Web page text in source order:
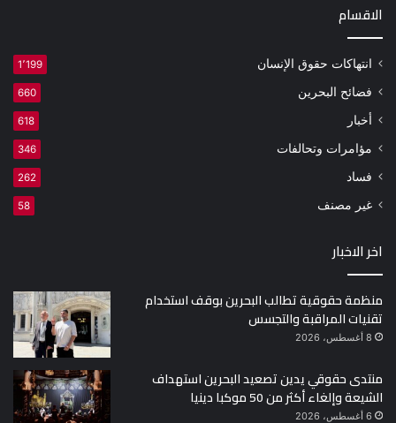
الاقسام
انتهاكات حقوق الإنسان 1٬199
فضائح البحرين 660
أخبار 618
مؤامرات وتحالفات 346
فساد 262
غير مصنف 58
اخر الاخبار
منظمة حقوقية تطالب البحرين بوقف استخدام
تقنيات المراقبة والتجسس
8 أغسطس، 2026
منتدى حقوقي يدين تصعيد البحرين استهداف
الشيعة وإلغاء أكثر من 50 موكبا دينيا
6 أغسطس، 2026